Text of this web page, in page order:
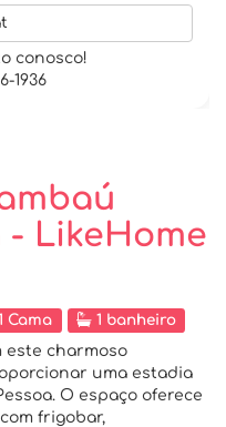
LikeHome
Cama
1 banheiro
este charmoso
uma estadia
O espaço oferece
frigobar,
conosco!
1936